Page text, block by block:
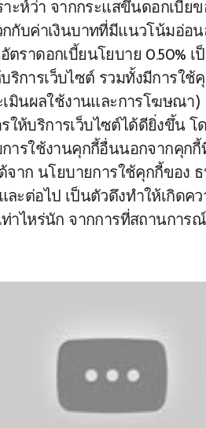
ะห์ว่า จากกระแสขึ้นดอกเบี้ย
กับค่าเงินบาทที่มีแนวโน้มอ่อ
ราดอกเบี้ยนโยบาย 0.50% เ
ริการเว็บไซต์ รวมทั้งมีการใช้
เมินผลใช้งานและการโฆษณา)
ให้บริการเว็บไซต์ได้ดียิ่งขึ้น
ารใช้งานคุกกี้อื่นนอกจากคุก
จาก นโยบายการใช้คุกกี้ของ
ะต่อไป เป็นตัวดึงทำให้เกิดค
ท่าไหร่นัก จากการที่สถานกา